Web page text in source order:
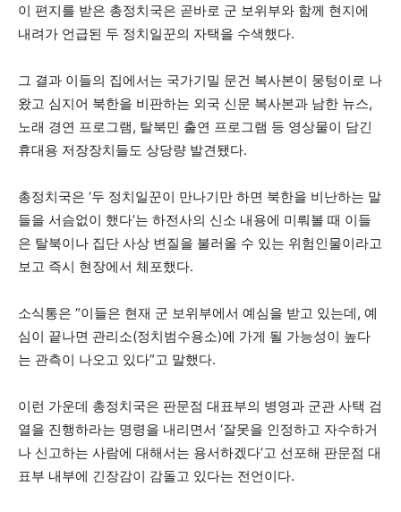
이 편지를 받은 총정치국은 곧바로 군 보위부와 함께 현지에
내려가 언급된 두 정치일꾼의 자택을 수색했다.
그 결과 이들의 집에서는 국가기밀 문건 복사본이 뭉텅이로 나
왔고 심지어 북한을 비판하는 외국 신문 복사본과 남한 뉴스,
노래 경연 프로그램, 탈북민 출연 프로그램 등 영상물이 담긴
휴대용 저장장치들도 상당량 발견됐다.
총정치국은 ‘두 정치일꾼이 만나기만 하면 북한을 비난하는 말
들을 서슴없이 했다’는 하전사의 신소 내용에 미뤄볼 때 이들
은 탈북이나 집단 사상 변질을 불러올 수 있는 위험인물이라고
보고 즉시 현장에서 체포했다.
소식통은 “이들은 현재 군 보위부에서 예심을 받고 있는데, 예
심이 끝나면 관리소(정치범수용소)에 가게 될 가능성이 높다
는 관측이 나오고 있다”고 말했다.
이런 가운데 총정치국은 판문점 대표부의 병영과 군관 사택 검
열을 진행하라는 명령을 내리면서 ‘잘못을 인정하고 자수하거
나 신고하는 사람에 대해서는 용서하겠다’고 선포해 판문점 대
표부 내부에 긴장감이 감돌고 있다는 전언이다.